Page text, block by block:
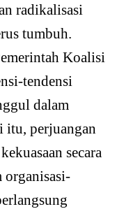
radikalisasi
tumbuh.
Koalisi
tendensi
dalam
itu, perjuangan
secara
organisasi-